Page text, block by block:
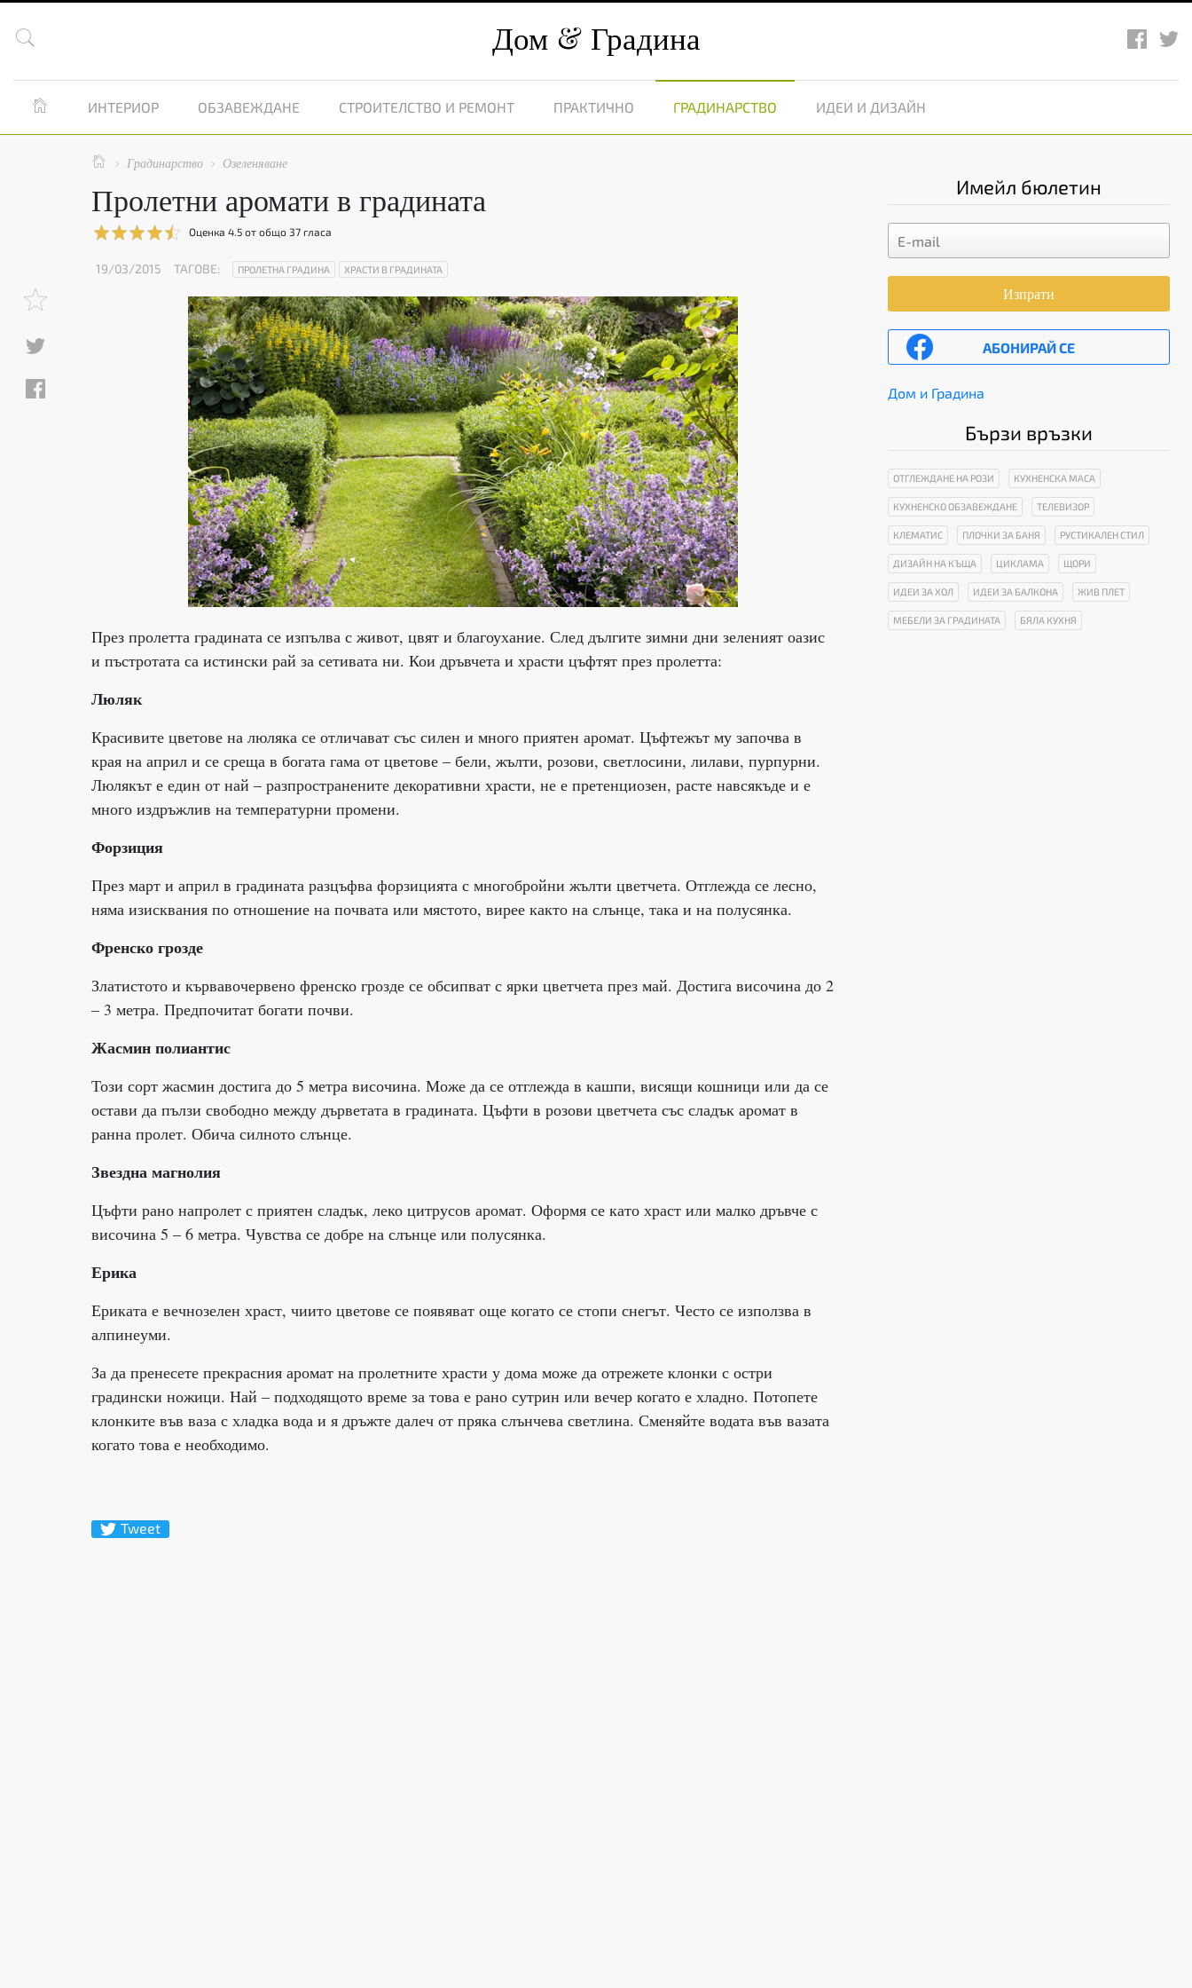
 Дом Градина
 ИНТЕРИОР ОБЗАВЕЖДАНЕ СТРОИТЕЛСТВО И РЕМОНТ ПРАКТИЧНО ГРАДИНАРСТВО ИДЕИ И ДИЗАЙН
  Градинарство  Озеленяване
Пролетни аромати в градината
Оценка 4.5от общо 37гласа
19/03/2015 ТАГОВЕ: ПРОЛЕТНА ГРАДИНА ХРАСТИ В ГРАДИНАТА
През пролетта градината се изпълва с живот, цвят и благоухание. След дългите зимни дни зеленият оазис
и пъстротата са истински рай за сетивата ни. Кои дръвчета и храсти цъфтят през пролетта:
Люляк
Красивите цветове на люляка се отличават със силен и много приятен аромат. Цъфтежът му започва в
края на април и се среща в богата гама от цветове – бели, жълти, розови, светлосини, лилави, пурпурни.
Люлякът е един от най – разпространените декоративни храсти, не е претенциозен, расте навсякъде и е
много издръжлив на температурни промени.
Форзиция
През март и април в градината разцъфва форзицията с многобройни жълти цветчета. Отглежда се лесно,
няма изисквания по отношение на почвата или мястото, вирее както на слънце, така и на полусянка.
Френско грозде
Златистото и кървавочервено френско грозде се обсипват с ярки цветчета през май. Достига височина до 2
– 3 метра. Предпочитат богати почви.
Жасмин полиантис
Този сорт жасмин достига до 5 метра височина. Може да се отглежда в кашпи, висящи кошници или да се
остави да пълзи свободно между дърветата в градината. Цъфти в розови цветчета със сладък аромат в
ранна пролет. Обича силното слънце.
Звездна магнолия
Цъфти рано напролет с приятен сладък, леко цитрусов аромат. Оформя се като храст или малко дръвче с
височина 5 – 6 метра. Чувства се добре на слънце или полусянка.
Ерика
Ериката е вечнозелен храст, чиито цветове се появяват още когато се стопи снегът. Често се използва в
алпинеуми.
За да пренесете прекрасния аромат на пролетните храсти у дома може да отрежете клонки с остри
градински ножици. Най – подходящото време за това е рано сутрин или вечер когато е хладно. Потопете
клонките във ваза с хладка вода и я дръжте далеч от пряка слънчева светлина. Сменяйте водата във вазата
когато това е необходимо.
Tweet
Имейл бюлетин
Изпрати
АБОНИРАЙ СЕ
Дом и Градина
Бързи връзки
ОТГЛЕЖДАНЕ НА РОЗИ КУХНЕНСКА МАСА
КУХНЕНСКО ОБЗАВЕЖДАНЕ ТЕЛЕВИЗОР
КЛЕМАТИС ПЛОЧКИ ЗА БАНЯ РУСТИКАЛЕН СТИЛ
ДИЗАЙН НА КЪЩА ЦИКЛАМА ЩОРИ
ИДЕИ ЗА ХОЛ ИДЕИ ЗА БАЛКОНА ЖИВ ПЛЕТ
МЕБЕЛИ ЗА ГРАДИНАТА БЯЛА КУХНЯ